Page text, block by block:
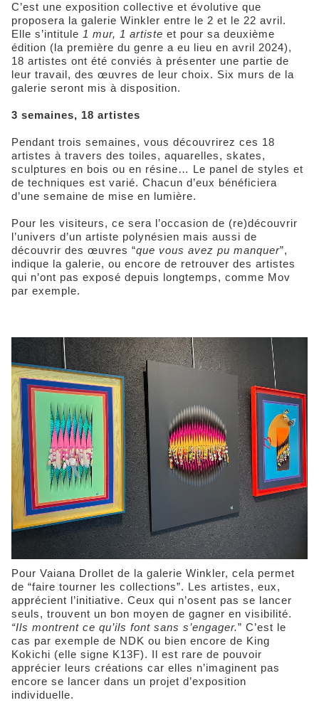
C’est une exposition collective et évolutive que
proposera la galerie Winkler entre le 2 et le 22 avril.
Elle s’intitule 1 mur, 1 artiste et pour sa deuxième
édition (la première du genre a eu lieu en avril 2024),
18 artistes ont été conviés à présenter une partie de
leur travail, des œuvres de leur choix. Six murs de la
galerie seront mis à disposition.
3 semaines, 18 artistes
Pendant trois semaines, vous découvrirez ces 18
artistes à travers des toiles, aquarelles, skates,
sculptures en bois ou en résine… Le panel de styles et
de techniques est varié. Chacun d’eux bénéficiera
d’une semaine de mise en lumière.
Pour les visiteurs, ce sera l’occasion de (re)découvrir
l’univers d’un artiste polynésien mais aussi de
découvrir des œuvres “que vous avez pu manquer”,
indique la galerie, ou encore de retrouver des artistes
qui n’ont pas exposé depuis longtemps, comme Mov
par exemple.
Pour Vaiana Drollet de la galerie Winkler, cela permet
de “faire tourner les collections”. Les artistes, eux,
apprécient l’initiative. Ceux qui n’osent pas se lancer
seuls, trouvent un bon moyen de gagner en visibilité.
“Ils montrent ce qu’ils font sans s’engager.” C’est le
cas par exemple de NDK ou bien encore de King
Kokichi (elle signe K13F). Il est rare de pouvoir
apprécier leurs créations car elles n’imaginent pas
encore se lancer dans un projet d’exposition
individuelle.